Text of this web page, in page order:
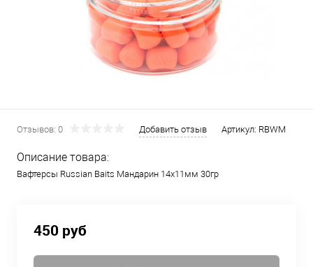
Отзывов: 0 Добавить отзыв Артикул: RBWM
Описание товара:
Вафтерсы Russian Baits Мандарин 14х11мм 30гр
450 руб